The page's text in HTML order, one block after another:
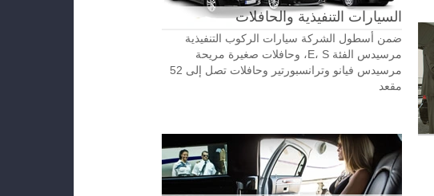
السيارات التنفيذية والحافلات
ضمن أسطول الشركة سيارات الركوب التنفيذية
مرسيدس الفئة E، S، وحافلات صغيرة مريحة
مرسيدس فيانو وترانسبورتير وحافلات تصل إلى 52
مقعد